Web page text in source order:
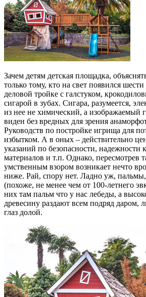
Зачем детям детская площадка,
только тому, кто на свет появился шести
деловой тройке с галстуком,
сигарой в зубах. Сигара, разумеется,
из нее не химический, а изображаемый
виден без вредных для зрения
Руководств по постройке игрища для
избытком. А в оных – действительно
указаний по безопасности, надежности
материалов и т.п. Однако, пересмотрев
умственным взором возникает нечто
ниже. Рай, спору нет. Ладно уж,
(похоже, не менее чем от 100-летнего
них там пальм что у нас лебеды, а
древесину раздают всем подряд даром,
глаз долой.